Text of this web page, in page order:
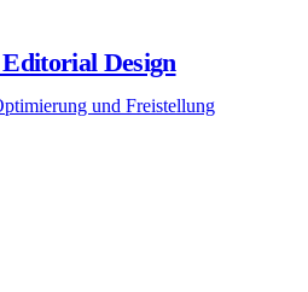
Design
und Freistellung